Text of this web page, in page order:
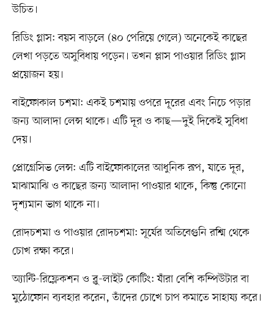
উচিত।
রিডিং গ্লাস: বয়স বাড়লে (৪০ পেরিয়ে গেলে) অনেকেই কাছের
লেখা পড়তে অসুবিধায় পড়েন। তখন‍ প্লাস পাওয়ার রিডিং গ্লাস
প্রয়োজন হয়।
বাইফোকাল চশমা: একই চশমায় ওপরে দূরের এবং নিচে পড়ার
জন্য আলাদা লেন্স থাকে। এটি দূর ও কাছ—দুই দিকেই সুবিধা
দেয়।
প্রোগ্রেসিভ লেন্স: এটি বাইফোকালের আধুনিক রূপ, যাতে দূর,
মাঝামাঝি ও কাছের জন্য আলাদা পাওয়ার থাকে, কিন্তু কোনো
দৃশ্যমান ভাগ থাকে না।
রোদচশমা ও পাওয়ার রোদচশমা: সূর্যের অতিবেগুনি রশ্মি থেকে
চোখ রক্ষা করে।
অ্যান্টি-রিফ্লেকশন ও ব্লু-লাইট কোটিং: যাঁরা বেশি কম্পিউটার বা
মুঠোফোন ব্যবহার করেন, তাঁদের চোখে চাপ কমাতে সাহায্য করে।